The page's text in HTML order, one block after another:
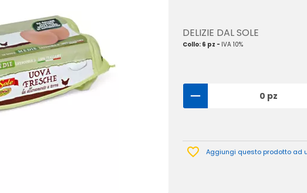
DELIZIE DAL SOLE
Collo: 6 pz - IVA 10%
0 pz
Aggiungi questo prodotto ad